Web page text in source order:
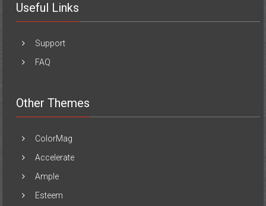
Useful Links
Support
FAQ
Other Themes
ColorMag
Accelerate
Ample
Esteem